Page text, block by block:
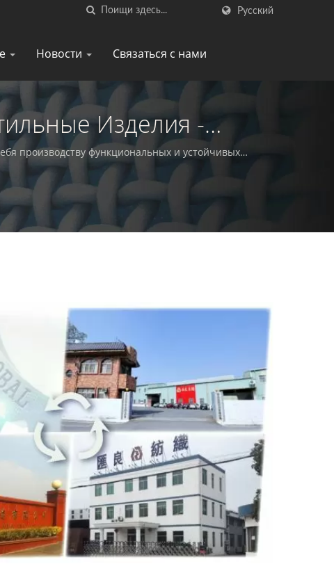
Русский
Новости Связаться с нами
Изделия -
| HL
производству функциональных и устойчивых